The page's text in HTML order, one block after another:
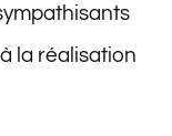
la réalisation